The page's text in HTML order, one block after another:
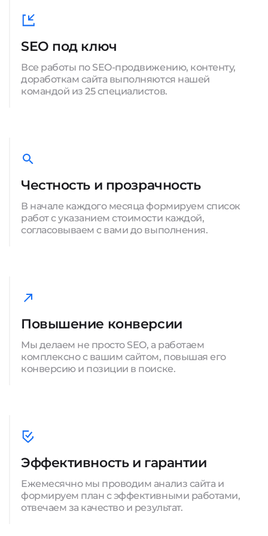
SEO под ключ
Все работы по SEO-продвижению, контенту,
доработкам сайта выполняются нашей
командой из 25 специалистов.
Честность и прозрачность
В начале каждого месяца формируем список
работ с указанием стоимости каждой,
согласовываем с вами до выполнения.
Повышение конверсии
Мы делаем не просто SEO, а работаем
комплексно с вашим сайтом, повышая его
конверсию и позиции в поиске.
Эффективность и гарантии
Ежемесячно мы проводим анализ сайта и
формируем план с эффективными работами,
отвечаем за качество и результат.